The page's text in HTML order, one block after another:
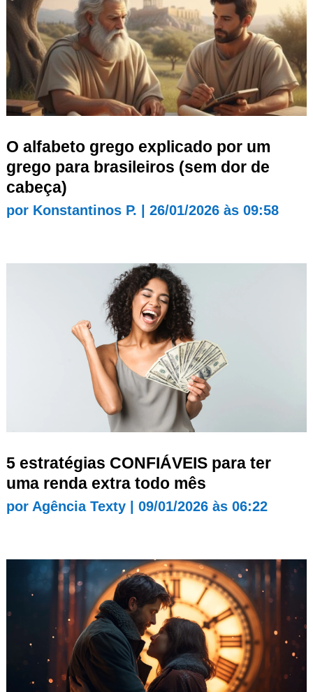
O alfabeto grego explicado por um
grego para brasileiros (sem dor de
cabeça)
por Konstantinos P. 26/01/2026 às 09:58
5 estratégias CONFIÁVEIS para ter
uma renda extra todo mês
por Agência Texty| 09/01/2026 às 06:22